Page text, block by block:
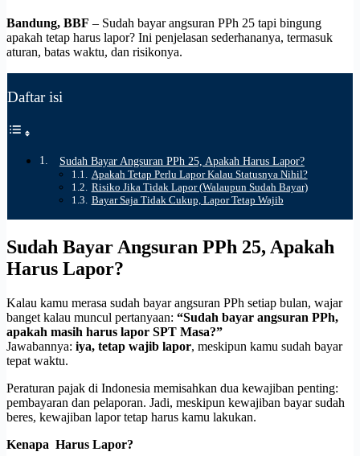
Bandung, BBF – Sudah bayar angsuran PPh 25 tapi bingung
apakah tetap harus lapor? Ini penjelasan sederhananya, termasuk
aturan, batas waktu, dan risikonya.
Daftar isi
Sudah Bayar Angsuran PPh 25, Apakah Harus Lapor?
Apakah Tetap Perlu Lapor Kalau Statusnya Nihil?
Risiko Jika Tidak Lapor (Walaupun Sudah Bayar)
Bayar Saja Tidak Cukup, Lapor Tetap Wajib
Sudah Bayar Angsuran PPh 25, Apakah
Harus Lapor?
Kalau kamu merasa sudah bayar angsuran PPh setiap bulan, wajar
banget kalau muncul pertanyaan: “Sudah bayar angsuran PPh,
apakah masih harus lapor SPT Masa?”
Jawabannya: iya, tetap wajib lapor, meskipun kamu sudah bayar
tepat waktu.
Peraturan pajak di Indonesia memisahkan dua kewajiban penting:
pembayaran dan pelaporan. Jadi, meskipun kewajiban bayar sudah
beres, kewajiban lapor tetap harus kamu lakukan.
Kenapa Harus Lapor?